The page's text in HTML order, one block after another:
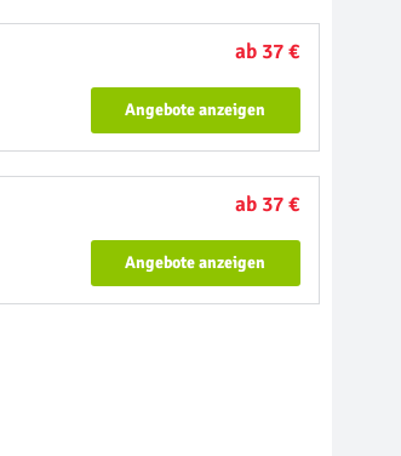
ab 37 €
Angebote anzeigen
ab 37 €
Angebote anzeigen